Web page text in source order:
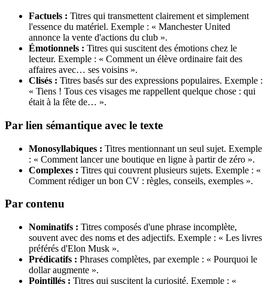
Factuels : Titres qui transmettent clairement et simplement
l'essence du matériel. Exemple : « Manchester United
annonce la vente d'actions du club ».
Émotionnels : Titres qui suscitent des émotions chez le
lecteur. Exemple : « Comment un élève ordinaire fait des
affaires avec… ses voisins ».
Clisés : Titres basés sur des expressions populaires. Exemple :
« Tiens ! Tous ces visages me rappellent quelque chose : qui
était à la fête de… ».
Par lien sémantique avec le texte
Monosyllabiques : Titres mentionnant un seul sujet. Exemple
: « Comment lancer une boutique en ligne à partir de zéro ».
Complexes : Titres qui couvrent plusieurs sujets. Exemple : «
Comment rédiger un bon CV : règles, conseils, exemples ».
Par contenu
Nominatifs : Titres composés d'une phrase incomplète,
souvent avec des noms et des adjectifs. Exemple : « Les livres
préférés d'Elon Musk ».
Prédicatifs : Phrases complètes, par exemple : « Pourquoi le
dollar augmente ».
Pointillés : Titres qui suscitent la curiosité. Exemple : «